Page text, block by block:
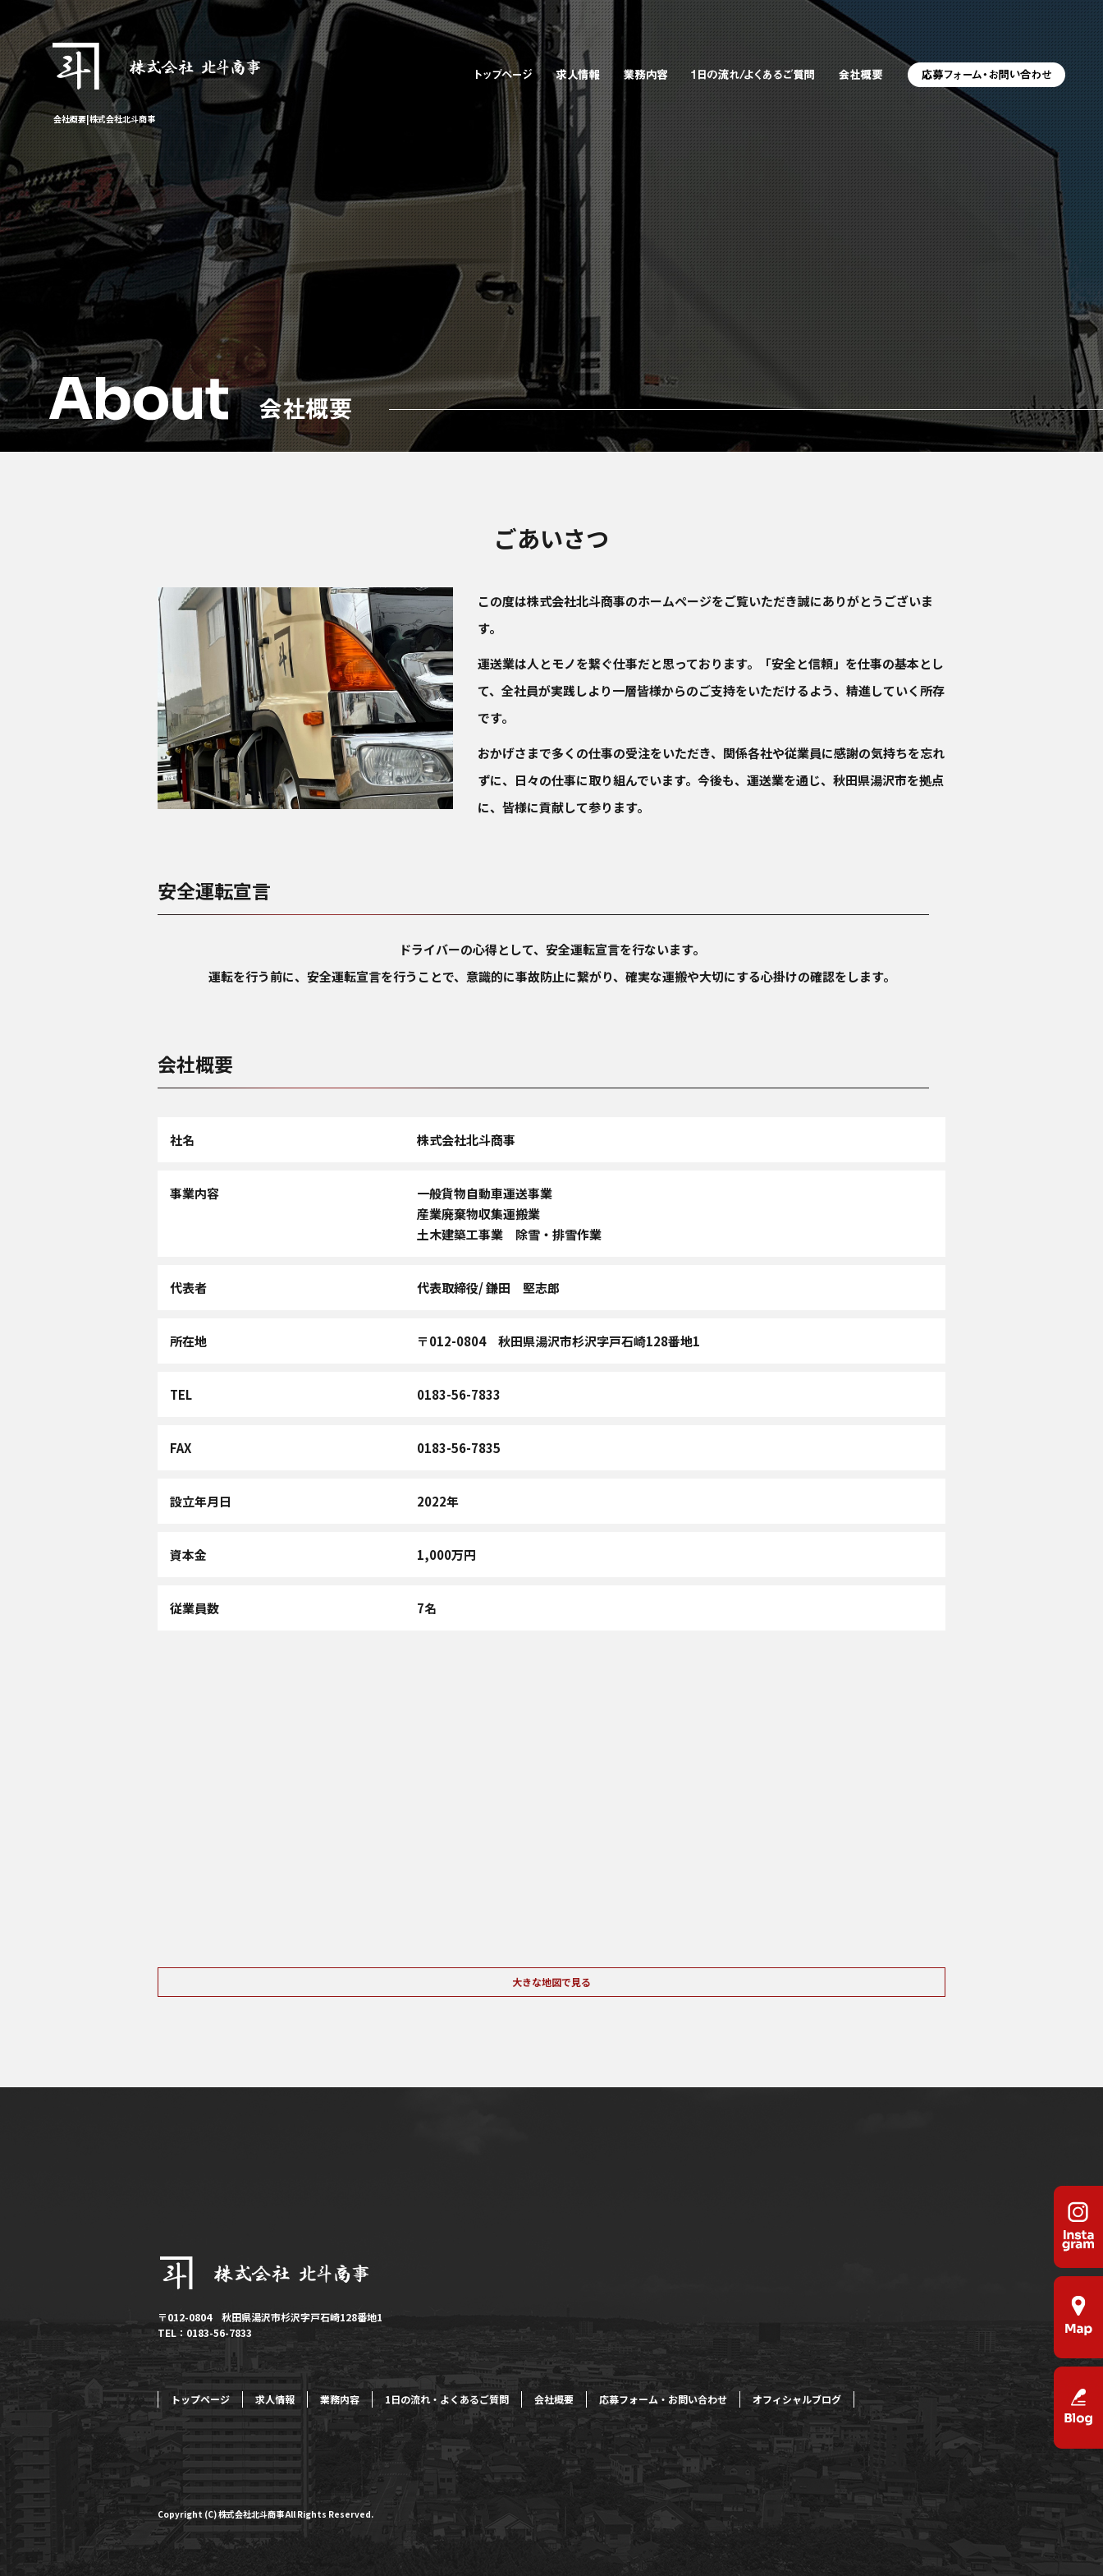
会社概要|株式会社北斗商事
ごあいさつ
この度は株式会社北斗商事のホームページをご覧いただき誠にありがとうございま
す。
運送業は人とモノを繋ぐ仕事だと思っております。「安全と信頼」を仕事の基本とし
て、全社員が実践しより一層皆様からのご支持をいただけるよう、精進していく所存
です。
おかげさまで多くの仕事の受注をいただき、関係各社や従業員に感謝の気持ちを忘れ
ずに、日々の仕事に取り組んでいます。今後も、運送業を通じ、秋田県湯沢市を拠点
に、皆様に貢献して参ります。
安全運転宣言
ドライバーの心得として、安全運転宣言を行ないます。
運転を行う前に、安全運転宣言を行うことで、意識的に事故防止に繋がり、確実な運搬や大切にする心掛けの確認をします。
会社概要
社名 株式会社北斗商事
事業内容
一般貨物自動車運送事業
産業廃棄物収集運搬業
土木建築工事業 除雪・排雪作業
代表者 代表取締役/ 鎌田 堅志郎
所在地 〒012-0804 秋田県湯沢市杉沢字戸石崎128番地1
TEL 0183-56-7833
FAX 0183-56-7835
設立年月日 2022年
資本金 1,000万円
従業員数 7名
大きな地図で見る
トップページ 求人情報 業務内容 1日の流れ・よくあるご質問 会社概要 応募フォーム・お問い合わせ オフィシャルブログ
〒012-0804 秋田県湯沢市杉沢字戸石崎128番地1
TEL：0183-56-7833
Copyright (C) 株式会社北斗商事 All Rights Reserved.